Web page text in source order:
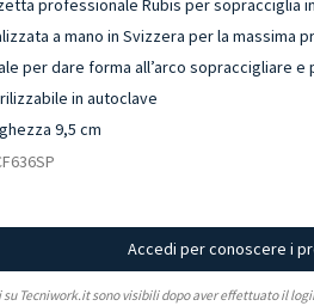
professionale Rubis per sopracciglia
a mano in Svizzera per la massima
per dare forma all’arco sopraccigliare e
in autoclave
9,5 cm
Accedi per conoscere i
su Tecniwork.it sono visibili dopo aver effettuato il